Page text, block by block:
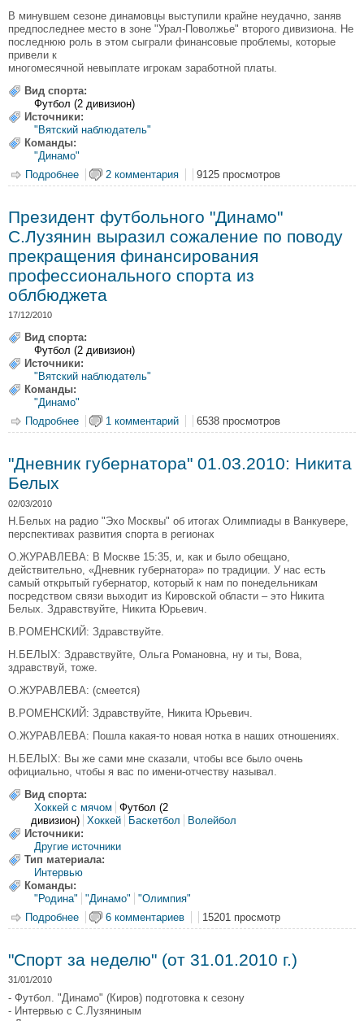
В минувшем сезоне динамовцы выступили крайне неудачно, заняв
предпоследнее место в зоне "Урал-Поволжье" второго дивизиона. Не
последнюю роль в этом сыграли финансовые проблемы, которые
привели к
многомесячной невыплате игрокам заработной платы.
Вид спорта:
Футбол (2 дивизион)
Источники:
"Вятский наблюдатель"
Команды:
"Динамо"
Подробнее о "Динамо" ищет выход. И не находит
2 комментария 9125 просмотров
Президент футбольного "Динамо"
С.Лузянин выразил сожаление по поводу
прекращения финансирования
профессионального спорта из
облбюджета
17/12/2010
Вид спорта:
Футбол (2 дивизион)
Источники:
"Вятский наблюдатель"
Команды:
"Динамо"
Подробнее о Президент футбольного "Динамо" С.Лузянин выразил
сожаление по поводу прекращения финансирования
1 комментарий 6538 просмотров
"Дневник губернатора" 01.03.2010: Никита
Белых
02/03/2010
Н.Белых на радио "Эхо Москвы" об итогах Олимпиады в Ванкувере,
перспективах развития спорта в регионах
О.ЖУРАВЛЕВА: В Москве 15:35, и, как и было обещано,
действительно, «Дневник губернатора» по традиции. У нас есть
самый открытый губернатор, который к нам по понедельникам
посредством связи выходит из Кировской области – это Никита
Белых. Здравствуйте, Никита Юрьевич.
В.РОМЕНСКИЙ: Здравствуйте.
Н.БЕЛЫХ: Здравствуйте, Ольга Романовна, ну и ты, Вова,
здравствуй, тоже.
О.ЖУРАВЛЕВА: (смеется)
В.РОМЕНСКИЙ: Здравствуйте, Никита Юрьевич.
О.ЖУРАВЛЕВА: Пошла какая-то новая нотка в наших отношениях.
Н.БЕЛЫХ: Вы же сами мне сказали, чтобы все было очень
официально, чтобы я вас по имени-отчеству называл.
Вид спорта:
Хоккей с мячом
Футбол (2
дивизион)
Хоккей Баскетбол
Волейбол
Источники:
Другие источники
Тип материала:
Интервью
Команды:
"Родина"
"Динамо"
"Олимпия"
Подробнее о "Дневник губернатора" 01.03.2010: Никита Белых
6 комментариев 15201 просмотр
"Спорт за неделю" (от 31.01.2010 г.)
31/01/2010
- Футбол. "Динамо" (Киров) подготовка к сезону
- Интервью с С.Лузяниным